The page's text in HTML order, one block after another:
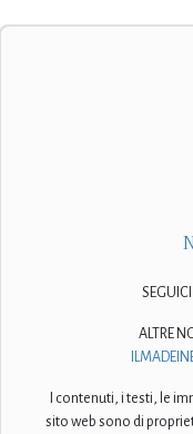
ALTRE
I contenuti, i testi, le
sito web sono di